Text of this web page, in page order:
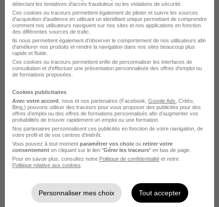
Voir l’offre
il y a 3 jours
Facteur H/F
Ergos 34 676
Alès - 30 Intérim 12,31 € / heure
Voir l’offre
il y a 10 jours
détectant les tentatives d'accès frauduleux ou les violations de sécurité.
Ces cookies ou traceurs permettent également de piloter et suivre les sources
d'acquisition d'audience en utilisant un identifiant unique permettant de comprendre
comment nos utilisateurs naviguent sur nos sites et nos applications en fonction
des différentes sources de trafic.
Ils nous permettent également d’observer le comportement de nos utilisateurs afin
d'améliorer nos produits et rendre la navigation dans nos sites beaucoup plus
rapide et fluide.
Ces cookies ou traceurs permettent enfin de personnaliser les interfaces de
consultation et d'effectuer une présentation personnalisée des offres d'emploi ou
de formations proposées.
Cookies publicitaires
Avec votre accord , nous et nos partenaires (Facebook, Google Ads , Critéo,
Bing,) pouvons utiliser des traceurs pour vous proposer des publicités pour des
offres d’emploi ou des offres de formations personnalisés afin d’augmenter vos
probabilités de trouver rapidement un emploi ou une formation.
Nos partenaires personnalisent ces publicités en fonction de votre navigation, de
votre profil et de vos centres d’intérêt.
Vous pouvez à tout moment paramétrer vos choix ou retirer votre
consentement en cliquant sur le lien "Gérer les traceurs" en bas de page.
Pour en savoir plus, consultez notre Politique de confidentialité et notre
Politique relative aux cookies
Personnaliser mes choix Tout accepter